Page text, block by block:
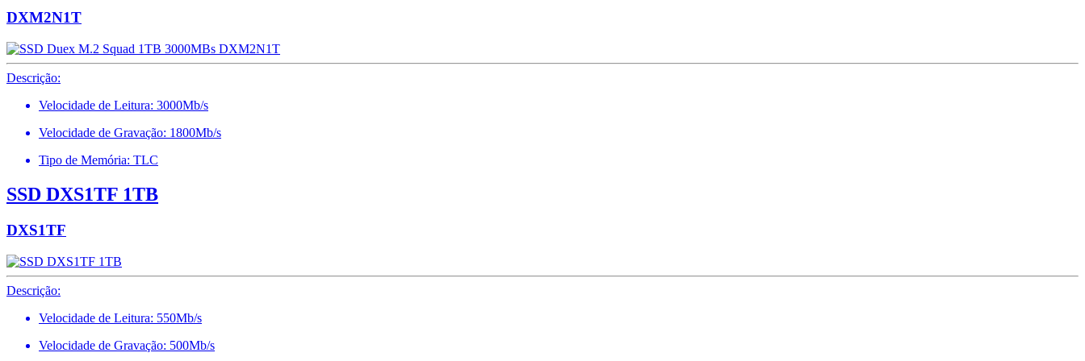
DXM2N1T
Descrição:
Velocidade de Leitura: 3000Mb/s
Velocidade de Gravação: 1800Mb/s
Tipo de Memória: TLC
SSD DXS1TF 1TB
DXS1TF
Descrição:
Velocidade de Leitura: 550Mb/s
Velocidade de Gravação: 500Mb/s